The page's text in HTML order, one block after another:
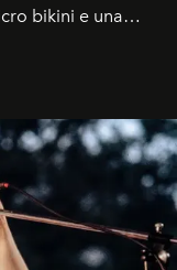
bikini e una
Trent'anni dopo,
che abbiamo.